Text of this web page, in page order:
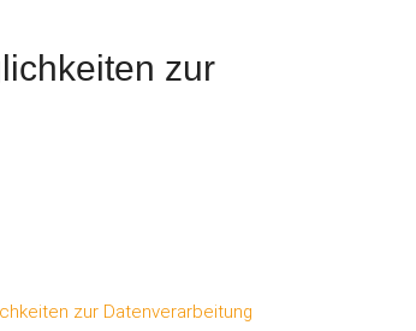
zur
zur Datenverarbeitung